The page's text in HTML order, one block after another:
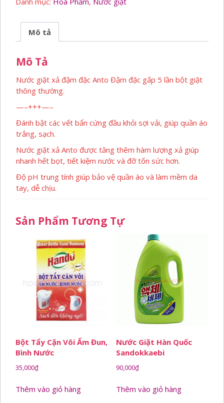
5L
Mô tả
Mô Tả
Nước giặt xả đậm đặc Anto Đậm đặc gấp 5 lần bột giặt
thông thường.
—–+++—–
Đánh bật các vết bẩn cứng đầu khỏi sợi vải, giúp quần áo
trắng, sạch.
Nước giặt xả Anto được tăng thêm hàm lượng xả giúp
nhanh hết bọt, tiết kiệm nước và đỡ tốn sức hơn.
Độ pH trung tính giúp bảo vệ quần áo và làm mềm da
tay, dễ chịu.
Sản Phẩm Tương Tự
Bột Tẩy Cặn Vôi Ấm Đun,
Bình Nước
35,000₫
Thêm vào giỏ hàng
Nước Giặt Hàn Quốc
Sandokkaebi
90,000₫
Thêm vào giỏ hàng